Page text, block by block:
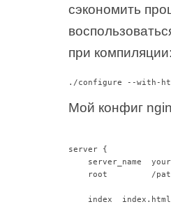
сэкономить
при компиляции:
./configure --with-
Мой конфиг
server {
server_name
root         /
index